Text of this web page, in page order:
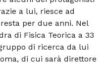
a lui, riesce ad
per due anni. Nel
di Fisica Teorica a 33
di ricerca da lui
di cui sarà direttore